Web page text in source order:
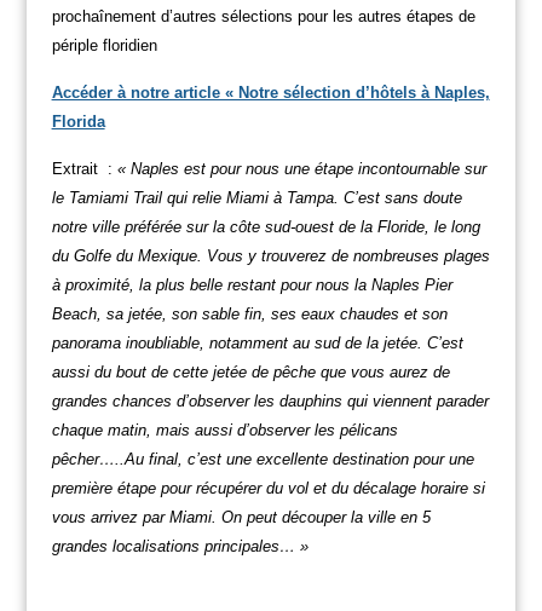
prochaînement d’autres sélections pour les autres étapes de
périple floridien
Accéder à notre article « Notre sélection d’hôtels à Naples,
Florida
Extrait : « Naples est pour nous une étape incontournable sur
le Tamiami Trail qui relie Miami à Tampa. C’est sans doute
notre ville préférée sur la côte sud-ouest de la Floride, le long
du Golfe du Mexique. Vous y trouverez de nombreuses plages
à proximité, la plus belle restant pour nous la Naples Pier
Beach, sa jetée, son sable fin, ses eaux chaudes et son
panorama inoubliable, notamment au sud de la jetée. C’est
aussi du bout de cette jetée de pêche que vous aurez de
grandes chances d’observer les dauphins qui viennent parader
chaque matin, mais aussi d’observer les pélicans
pêcher…..Au final, c’est une excellente destination pour une
première étape pour récupérer du vol et du décalage horaire si
vous arrivez par Miami. On peut découper la ville en 5
grandes localisations principales… »